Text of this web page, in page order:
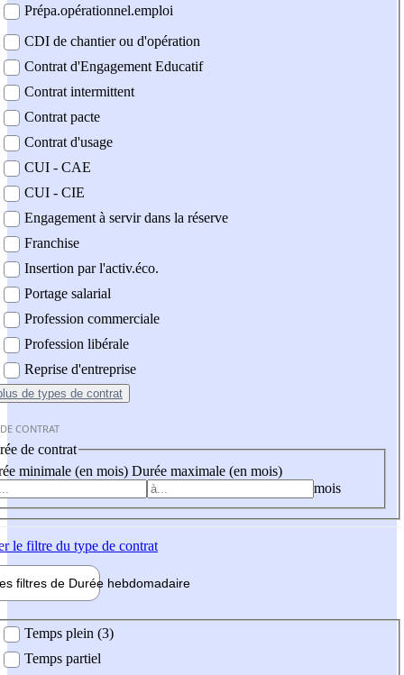
Prépa.opérationnel.emploi
CDI de chantier ou d'opération
Contrat d'Engagement Educatif
Contrat intermittent
Contrat pacte
Contrat d'usage
CUI - CAE
CUI - CIE
Engagement à servir dans la réserve
Franchise
Insertion par l'activ.éco.
Portage salarial
Profession commerciale
Profession libérale
Reprise d'entreprise
de types de contrat
CONTRAT
de contrat
minimale (en mois) Durée maximale (en mois)
mois
le filtre du type de contrat
filtres de Durée hebdomadaire
Temps plein (3)
Temps partiel